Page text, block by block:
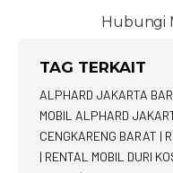
Hubungi
TAG TERKAIT
ALPHARD JAKARTA
MOBIL ALPHARD
CENGKARENG BARAT |
| RENTAL MOBIL DURI